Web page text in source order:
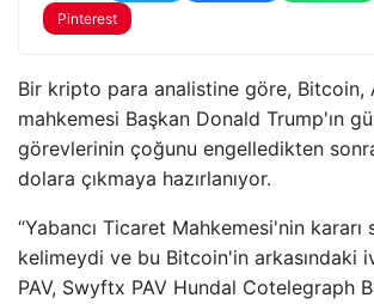
Pinterest
Bir kripto para analistine göre, Bitcoin,
mahkemesi Başkan Donald Trump'ın
görevlerinin çoğunu engelledikten
dolara çıkmaya hazırlanıyor.
“Yabancı Ticaret Mahkemesi'nin kararı
kelimeydi ve bu Bitcoin'in arkasındaki
PAV, Swyftx PAV Hundal Cotelegraph